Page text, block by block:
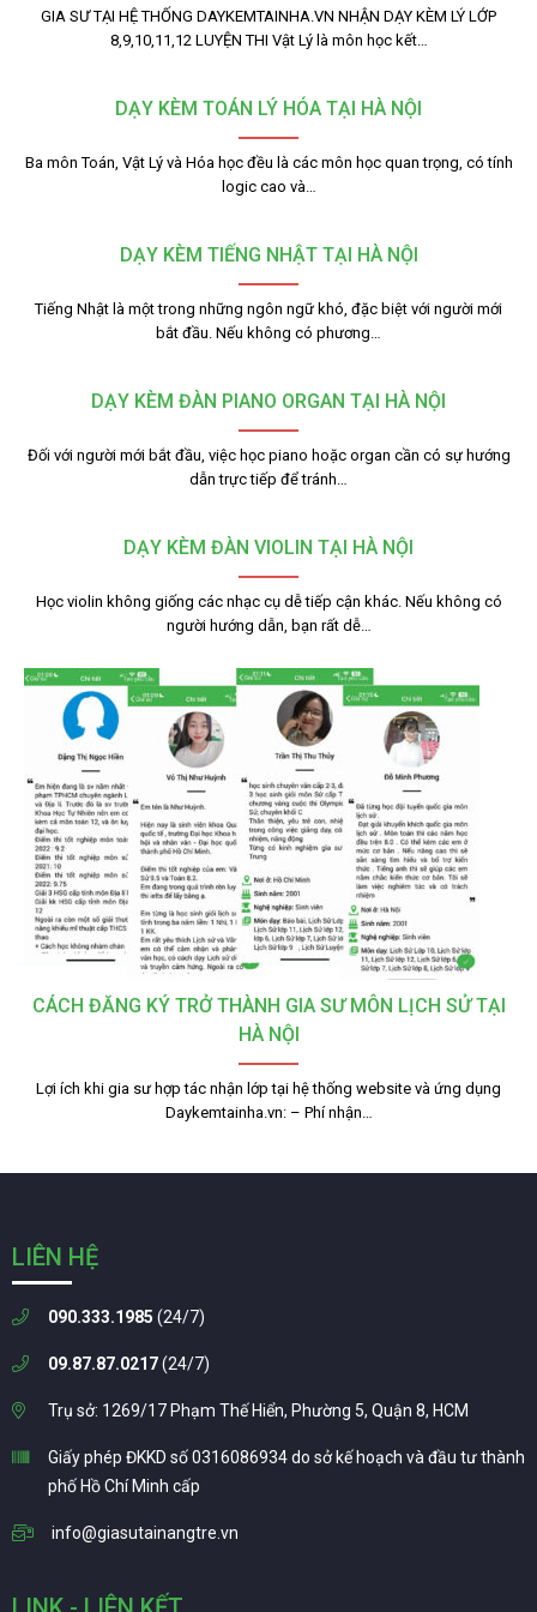
GIA SƯ TẠI HỆ THỐNG DAYKEMTAINHA.VN NHẬN DẠY KÈM LÝ LỚP
8,9,10,11,12 LUYỆN THI Vật Lý là môn học kết…
DẠY KÈM TOÁN LÝ HÓA TẠI HÀ NỘI
Ba môn Toán, Vật Lý và Hóa học đều là các môn học quan trọng, có tính
logic cao và…
DẠY KÈM TIẾNG NHẬT TẠI HÀ NỘI
Tiếng Nhật là một trong những ngôn ngữ khó, đặc biệt với người mới
bắt đầu. Nếu không có phương…
DẠY KÈM ĐÀN PIANO ORGAN TẠI HÀ NỘI
Đối với người mới bắt đầu, việc học piano hoặc organ cần có sự hướng
dẫn trực tiếp để tránh…
DẠY KÈM ĐÀN VIOLIN TẠI HÀ NỘI
Học violin không giống các nhạc cụ dễ tiếp cận khác. Nếu không có
người hướng dẫn, bạn rất dễ…
CÁCH ĐĂNG KÝ TRỞ THÀNH GIA SƯ MÔN LỊCH SỬ TẠI
HÀ NỘI
Lợi ích khi gia sư hợp tác nhận lớp tại hệ thống website và ứng dụng
Daykemtainha.vn: – Phí nhận…
LIÊN HỆ
090.333.1985 (24/7)
09.87.87.0217(24/7)
Trụ sở: 1269/17 Phạm Thế Hiển, Phường 5, Quận 8, HCM
Giấy phép ĐKKD số 0316086934 do sở kế hoạch và đầu tư thành
phố Hồ Chí Minh cấp
info@giasutainangtre.vn